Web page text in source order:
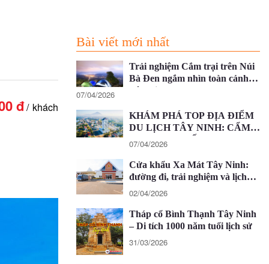
đ khách
Bài viết mới nhất
Trải nghiệm Cắm trại trên Núi
Bà Đen ngắm nhìn toàn cảnh
Tây Ninh
07/04/2026
KHÁM PHÁ TOP ĐỊA ĐIỂM
DU LỊCH TÂY NINH: CẨM
NANG CHI TIẾT 2026
07/04/2026
Cửa khẩu Xa Mát Tây Ninh:
đường đi, trải nghiệm và lịch
trình 1 ngày
02/04/2026
Tháp cổ Bình Thạnh Tây Ninh
– Di tích 1000 năm tuổi lịch sử
31/03/2026